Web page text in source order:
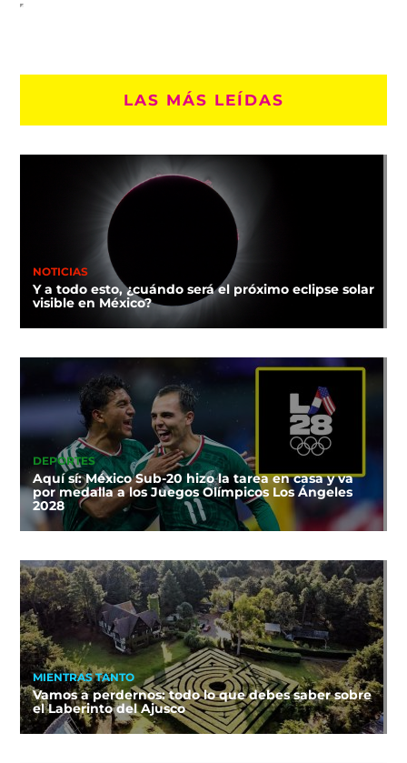
LAS MÁS LEÍDAS
NOTICIAS
Y a todo esto, ¿cuándo será el próximo eclipse solar
visible en México?
DEPORTES
Aquí sí: México Sub-20 hizo la tarea en casa y va
por medalla a los Juegos Olímpicos Los Ángeles
2028
MIENTRAS TANTO
Vamos a perdernos: todo lo que debes saber sobre
el Laberinto del Ajusco